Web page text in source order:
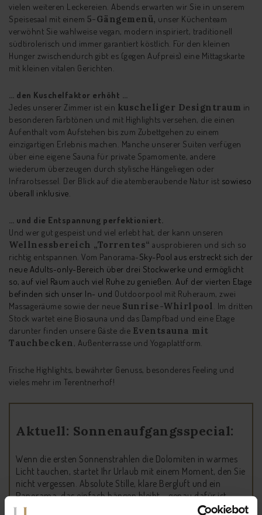
vielen weiteren Leckereien. Abends erwarten wir Sie in unserem
Speisesaal mit einem 5-Gängemenü, unser Küchenteam
verwöhnt Sie wahlweise vegan, modern inspiriert, traditionell
südtirolerisch und immer garantiert köstlich. Für den kleinen
Hunger zwischendurch gibt es (gegen Aufpreis) eine Mittagskarte
mit kleinen vitalen Gerichten.
… den Kuschelfaktor erhöht …
Jedes unserer Zimmer ist ein kuscheliger Designtraum in
besonderen Farbtönen und mit Highlights versehen, die einen
Aufenthalt vom Aufstehen bis zum Zubettgehen zu einem
einzigartigen Erlebnis machen. Manche unserer Suiten verfügen
über eine eigene Sauna für private Spamomente, andere
wiederum überzeugen durch stylische Hängeliegen oder
Infrarotsessel. Der Blick auf die atemberaubende Natur ist sowieso
überall inklusive.
… und die Entspannung perfektioniert.
Und wer gut gespeist und viel erlebt hat, der kann unseren
Wellnessbereich „Torrentes“ ausprobieren und sich so
richtig entspannen. Vom Panorama-Sky-Pool aus erstreckt sich der
neue Adults-only-Bereich über drei Stockwerke und ermöglicht
so, auf viel Raum auch viel Ruhe zu genießen. Auf der vierten Etage
befinden sich unser In- und Outdoorpool mit Ruheraum, zwei
Massageräume sowie der neue Sunrise-Whirlpool
. Im dritten
Stock wartet eine Biosauna und das Dampfbad und eine Etage
darunter finden unsere Gäste die Eventsauna mit
Tauchbecken , Außenterrasse und Yogaplattform.
Frische Highlights, bewährter Genuss, besonderes Feeling und
vieles mehr im Terentnerhof!
Aktuell: Sonnenaufgangsspecial:
Wenn die ersten Sonnenstrahlen die Dolomiten in warmes
Licht tauchen, startet Ihr Urlaub mit einem Moment, den Sie
nicht vergessen. Absolute Stille, klare Bergluft und ein
Panorama, das einfach hängen bleibt – genau dafür ist
dieses Special gemacht.